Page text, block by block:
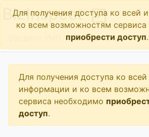
BizInspect
Для получения доступа ко всей
ко всем возможностям
приобрести доступ.
Для получения доступа ко всей
информации и ко всем
сервиса необходимо
доступ.